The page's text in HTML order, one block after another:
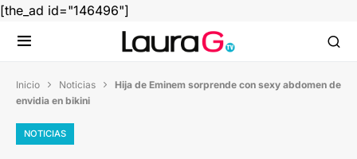
[the_ad id="146496"]
Inicio  Noticias  Hija de Eminem sorprende con sexy abdomen de
envidia en bikini
NOTICIAS